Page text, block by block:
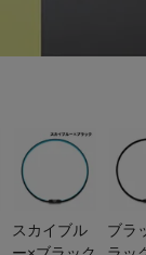
スカイブル
ブラ